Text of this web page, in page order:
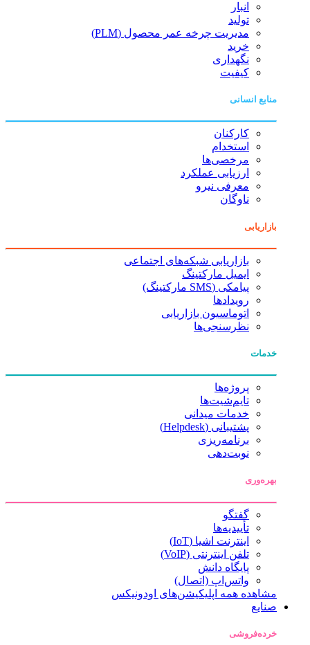
انبار
تولید
مدیریت چرخه عمر محصول (PLM)
خرید
نگهداری
کیفیت
منابع انسانی
کارکنان
استخدام
مرخصی‌ها
ارزیابی عملکرد
معرفی نیرو
ناوگان
بازاریابی
بازاریابی شبکه‌های اجتماعی
ایمیل مارکتینگ
پیامکی (SMS مارکتینگ)
رویدادها
اتوماسیون بازاریابی
نظرسنجی‌ها
خدمات
پروژه‌ها
تایم‌شیت‌ها
خدمات میدانی
پشتیبانی (Helpdesk)
برنامه‌ریزی
نوبت‌دهی
بهره‌وری
گفتگو
تأییدیه‌ها
اینترنت اشیا (IoT)
تلفن اینترنتی (VoIP)
پایگاه دانش
واتس‌اپ (اتصال)
مشاهده همه اپلیکیشن‌های اودونیکس
صنایع
خرده‌فروشی